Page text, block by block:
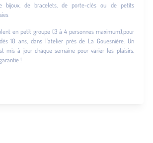
bijoux, de bracelets, de porte-clés ou de petits
en petit groupe (3 à 4 personnes maximum),pour
10 ans, dans l’atelier près de La Gouesnière. Un
mis à jour chaque semaine pour varier les plaisirs.
!